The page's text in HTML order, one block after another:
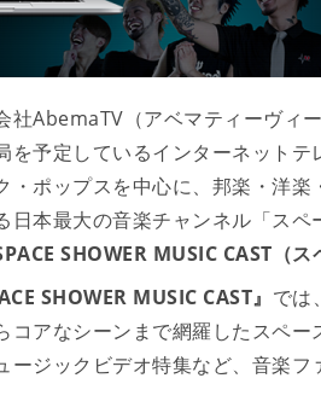
社AbemaTV（アベマティーヴィ
を予定しているインターネット
・ポップスを中心に、邦楽・洋
日本最大の音楽チャンネル「ス
SHOWER MUSIC CAST（
SHOWER MUSIC CAST』 では
コアなシーンまで網羅したスペ
ージックビデオ特集など、音楽